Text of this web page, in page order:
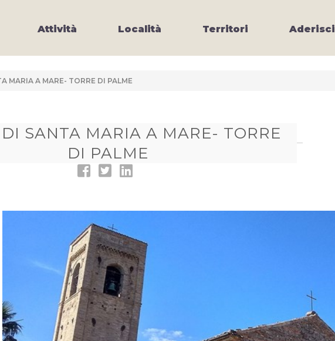
Attività Località Territori Aderisci
MARIA A MARE- TORRE DI PALME
SANTA MARIA A MARE- TORRE
DI PALME